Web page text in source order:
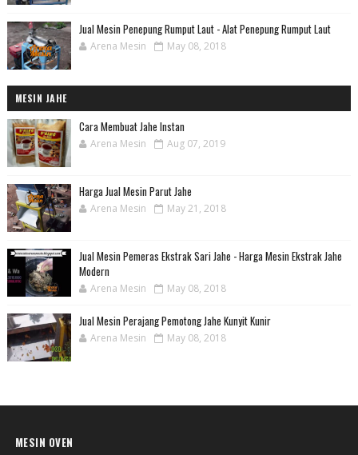
Jual Mesin Penepung Rumput Laut - Alat Penepung Rumput Laut
Arena Mesin May 08, 2018
MESIN JAHE
Cara Membuat Jahe Instan
Arena Mesin Aug 07, 2019
Harga Jual Mesin Parut Jahe
Arena Mesin May 21, 2018
Jual Mesin Pemeras Ekstrak Sari Jahe - Harga Mesin Ekstrak Jahe
Modern
Arena Mesin May 08, 2018
Jual Mesin Perajang Pemotong Jahe Kunyit Kunir
Arena Mesin May 08, 2018
MESIN OVEN